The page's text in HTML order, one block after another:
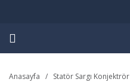
Anasayfa Statör Sargı Konjektrör